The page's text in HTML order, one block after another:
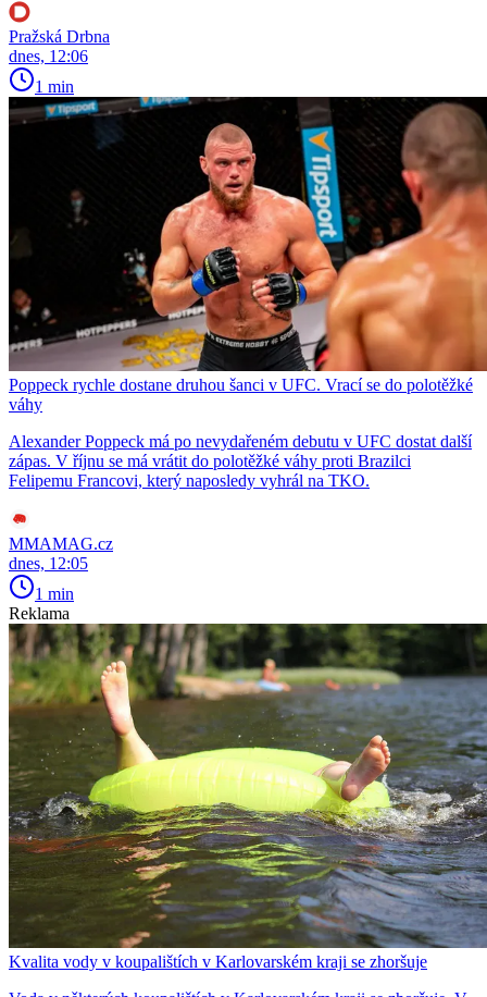
Pražská Drbna
dnes, 12:06
1 min
Poppeck rychle dostane druhou šanci v UFC. Vrací se do polotěžké
váhy
Alexander Poppeck má po nevydařeném debutu v UFC dostat další
zápas. V říjnu se má vrátit do polotěžké váhy proti Brazilci
Felipemu Francovi, který naposledy vyhrál na TKO.
MMAMAG.cz
dnes, 12:05
1 min
Reklama
Kvalita vody v koupalištích v Karlovarském kraji se zhoršuje